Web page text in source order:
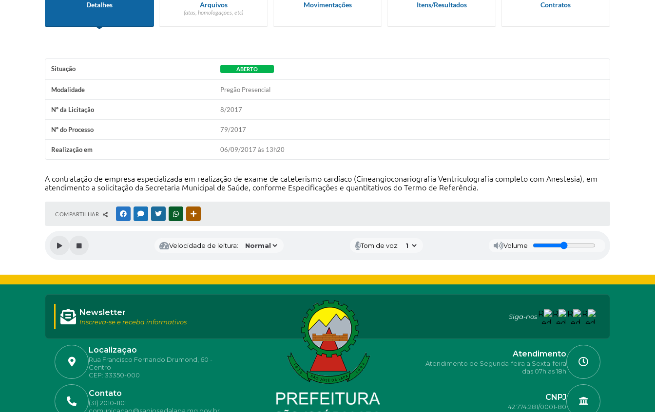
Detalhes Arquivos
(atas, homologações, etc)
Movimentações Itens/Resultados Contratos
Situação ABERTO
Modalidade Pregão Presencial
Nº da Licitação 8/2017
Nº do Processo 79/2017
Realização em 06/09/2017 às 13h20
A contratação de empresa especializada em realização de exame de cateterismo cardíaco (Cineangioconariografia Ventriculografia completo com Anestesia), em
atendimento a solicitação da Secretaria Municipal de Saúde, conforme Especificações e quantitativos do Termo de Referência.
COMPARTILHAR FACEBOOKMESSENGER
TWITTERWHATSAPP
Velocidade de leitura: Tom de voz: Volume
Siga-nos
Localização
Rua Francisco Fernando Drumond, 60 -
Centro
CEP: 33350-000
Contato
(31) 2010-1101
Atendimento
Atendimento de Segunda-feira a Sexta-feira
das 07h as 18h
CNPJ
42.774.281/0001-80
Newsletter
Inscreva-se e receba informativos